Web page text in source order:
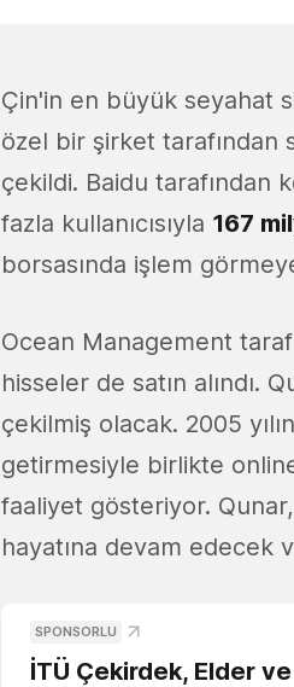
Çin'in en büyük seyahat
özel bir şirket tarafından
çekildi. Baidu tarafından
fazla kullanıcısıyla 167
borsasında işlem
Ocean Management
hisseler de satın alındı.
çekilmiş olacak. 2005
getirmesiyle birlikte
faaliyet gösteriyor.
hayatına devam edecek
SPONSORLU
İTÜ Çekirdek, Elder